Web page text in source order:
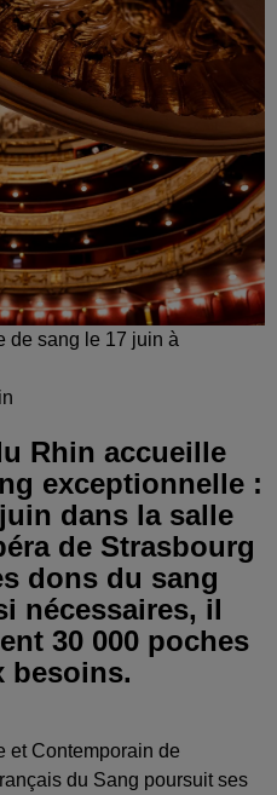
de sang le 17 juin à
Rhin accueille
exceptionnelle :
dans la salle
de Strasbourg
dons du sang
nécessaires, il
30 000 poches
besoins.
et Contemporain de
du Sang poursuit ses